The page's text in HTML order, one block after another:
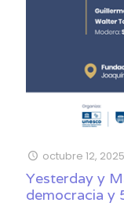
octubre 12, 2025
Yesterday y
democracia y